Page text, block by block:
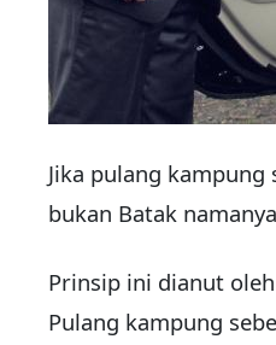
Jika pulang kampung
bukan Batak namanya
Prinsip ini dianut
Pulang kampung